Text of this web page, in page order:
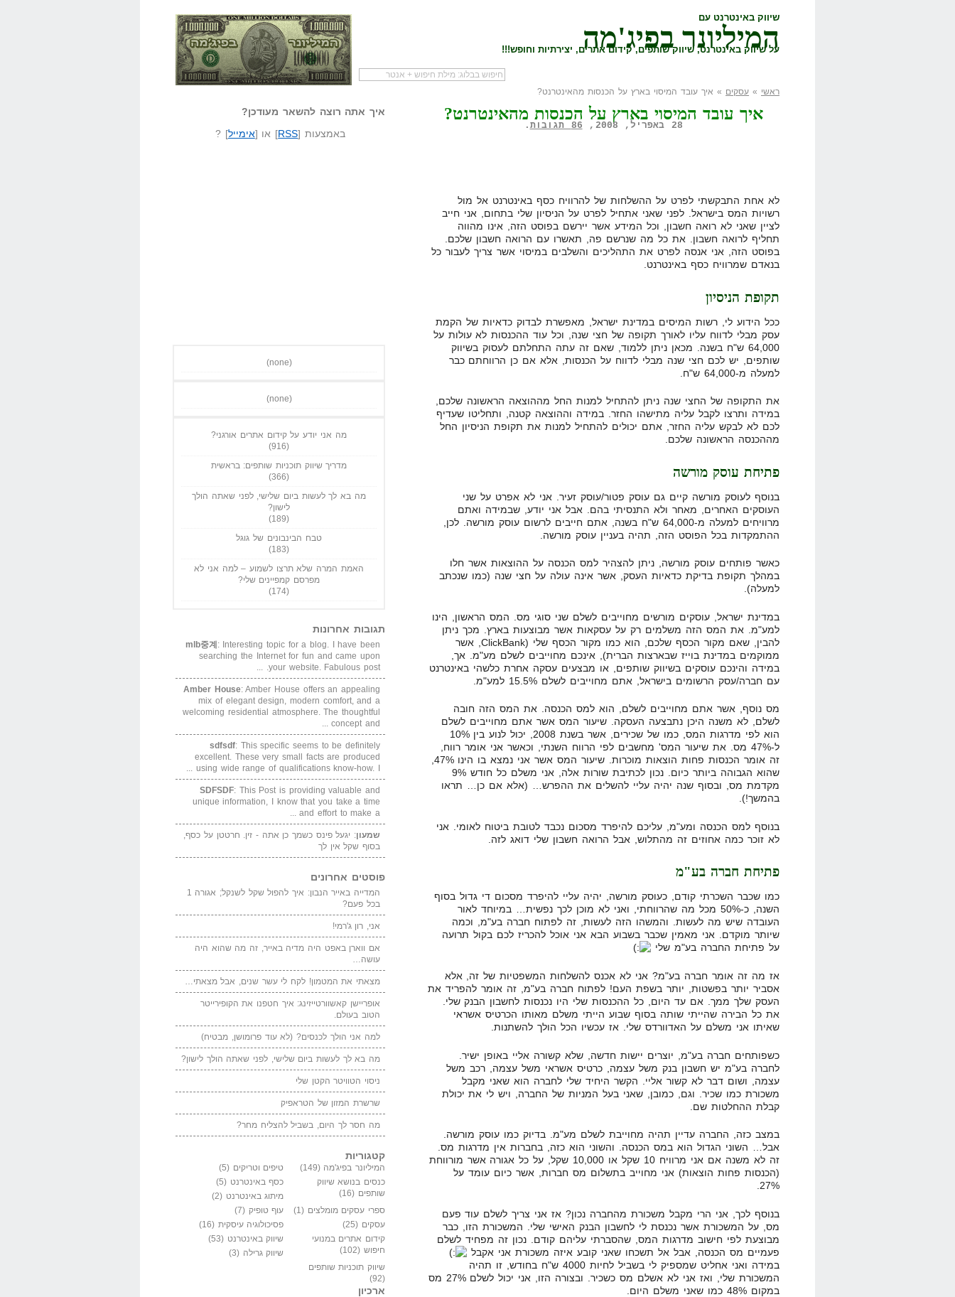
שיווק באינטרנט עם
המיליונר בפיג'מה
על שיווק באינטרנט, שיווק שותפים, קידום אתרים, יצירתיות וחופש!!!
שאל שאלה המיליונר בפיג'מה שיווק שותפים הבלוג
ראשי » עסקים » איך עובד המיסוי בארץ על הכנסות מהאינטרנט?
איך עובד המיסוי בארץ על הכנסות מהאינטרנט?
28 באפריל, 2008, 86 תגובות .
לא אחת התבקשתי לפרט על ההשלחות של להרוויח כסף באינטרנט אל מול
רשויות המס בישראל. לפני שאני אתחיל לפרט על הניסיון שלי בתחום, אני חייב
לציין שאני לא רואה חשבון, וכל המידע אשר יירשם בפוסט הזה, אינו מהווה
תחליף לרואה חשבון. את כל מה שנרשם פה, תאשרו עם הרואה חשבון שלכם.
בפוסט הזה, אני אנסה לפרט את התהליכים והשלבים במיסוי אשר צריך לעבור כל
בנאדם שמרוויח כסף באינטרנט.
תקופת הניסיון
ככל הידוע לי, רשות המיסים במדינת ישראל, מאפשרת לבדוק כדאיות של הקמת
עסק מבלי לדווח עליו לאורך תקופה של חצי שנה, וכל עוד ההכנסות לא עולות על
64,000 ש"ח בשנה. מכאן ניתן ללמוד, שאם זה עתה התחלתם לעסוק בשיווק
שותפים, יש לכם חצי שנה מבלי לדווח על הכנסות, אלא אם כן הרווחתם כבר
למעלה מ-64,000 ש"ח.
את התקופה של החצי שנה ניתן להתחיל למנות החל מההוצאה הראשונה שלכם,
במידה ותרצו לקבל עליה מתישהו החזר. במידה וההוצאה קטנה, ותחליטו שעדיף
לכם לא לבקש עליה החזר, אתם יכולים להתחיל למנות את תקופת הניסיון החל
מההכנסה הראשונה שלכם.
פתיחת עוסק מורשה
בנוסף לעוסק מורשה קיים גם עוסק פטור/עוסק זעיר. אני לא אפרט על שני
העוסקים האחרים, מאחר ולא התנסיתי בהם. אבל אני יודע, שבמידה ואתם
מרוויחים למעלה מ-64,000 ש"ח בשנה, אתם חייבים לרשום עוסק מורשה. לכן,
ההתמקדות בכל הפוסט הזה, תהיה בעניין עוסק מורשה.
כאשר פותחים עוסק מורשה, ניתן להצהיר למס הכנסה על ההוצאות אשר חלו
במהלך תקופת בדיקת כדאיות העסק, אשר אינה עולה על חצי שנה (כמו שנכתב
למעלה).
במדינת ישראל, עוסקים מורשים מחוייבים לשלם שני סוגי מס. המס הראשון, הינו
למע"מ. את המס הזה משלמים רק על עסקאות אשר מבוצעות בארץ. מכך ניתן
להבין, שאם מקור הכסף שלכם, הוא כמו מקור הכסף שלי (ClickBank, אשר
ממוקמים במדינת בוייז שבארצות הברית), אינכם מחוייבים לשלם מע"מ. אך,
במידה והינכם עוסקים בשיווק שותפים, או מבצעים עסקה אחרת כלשהי באינטרנט
עם חברה/עסק הרשומים בישראל, אתם מחוייבים לשלם 15.5% למע"מ.
מס נוסף, אשר אתם מחוייבים לשלם, הוא למס הכנסה. את המס הזה חובה
לשלם, לא משנה היכן נתבצעה העסקה. שיעור המס אשר אתם מחוייבים לשלם
הוא לפי מדרגות המס, כמו של שכירים, אשר בשנת 2008, יכול לנוע בין 10%
ל-47% מס. את שיעור המס' מחשבים לפי הרווח השנתי, וכאשר אני אומר רווח,
זה אומר הכנסות פחות הוצאות מוכרות. שיעור המס אשר אני נמצא בו הינו 47%,
שהוא הגבוהה ביותר כיום. נכון לכתיבת שורות אלה, אני משלם כל חודש 9%
מקדמת מס, ובסוף שנה יהיה עליי להשלים את ההפרש… (אלא אם כן… תראו
בהמשך!).
בנוסף למס הכנסה ומע"מ, עליכם להיפרד מסכום נכבד לטובת ביטוח לאומי. אני
לא זוכר כמה אחוזים זה מהתלוש, אבל הרואה חשבון שלי דואג לזה.
פתיחת חברה בע"מ
כמו שכבר השכרתי קודם, כעוסק מורשה, יהיה עליי להיפרד מסכום די גדול בסוף
השנה, כ-50% מכל מה שהרווחתי, ואני לא מוכן לכך נפשית… במיוחד לאור
העובדה שיש מה לעשות. והמשהו הזה לעשות, זה לפתוח חברה בע"מ, וכמה
שיותר מוקדם. אני מאמין שכבר בשבוע הבא אני אוכל להכריז לכם בקול תרועה
על פתיחת החברה בע"מ שלי
אז מה זה אומר חברה בע"מ? אני לא אכנס להשלחות המשפטיות של זה, אלא
אסביר יותר בפשטות, יותר בשפת העם! לפתוח חברה בע"מ, זה אומר להפריד את
העסק שלך ממך. אם עד היום, כל ההכנסות שלי היו נכנסות לחשבון הבנק שלי.
את כל הבירה שהייתי שותה בסוף שבוע הייתי משלם מאותו הכרטיס אשראי
שאיתו אני משלם על האדוורדס שלי. אז עכשיו הכל הולך להשתנות.
כשפותחים חברה בע"מ, יוצרים יישות חדשה, שלא קשורה אליי באופן ישיר.
לחברה בע"מ יש חשבון בנק משל עצמה, כרטיס אשראי משל עצמה, רכב משל
עצמה, ושום דבר לא קשור אליי. הקשר היחיד שלי לחברה הוא שאני מקבל
משכורת כמו שכיר. וגם, כמובן, שאני בעל המניות של החברה, ויש לי את יכולת
קבלת ההחלטות שם.
במצב כזה, החברה עדיין תהיה מחוייבת לשלם מע"מ. בדיוק כמו עוסק מורשה.
אבל… השוני הגדול הוא במס הכנסה. והשוני הוא כזה, בחברות אין מדרגות מס.
זה לא משנה אם אני מרוויח 10 שקל או 10,000 שקל, על כל אגורה אשר מורווחת
(הכנסות פחות הוצאות) אני מחוייב בתשלום מס חברות, אשר כיום עומד על
27%.
בנוסף לכך, אני הרי מקבל משכורת מהחברה נכון? אז אני צריך לשלם עוד פעם
מס, על המשכורת אשר נכנסת לי לחשבון הבנק האישי שלי. המשכורת הזו, כבר
מבוצעת לפי חישוב מדרגות המס, שהסברתי עליהם קודם. נכון זה מפחיד לשלם
פעמיים מס הכנסה, אבל אל תשכחו שאני קובע איזה משכורת אני אקבל
במידה ואני אחליט שמספיק לי בשביל לחיות 4000 ש"ח בחודש, זו תהיה
המשכורת שלי, ואז אני לא אשלם מס כשכיר. ובצורה הזו, אני יכול לשלם 27% מס
במקום 48% כמו שאני משלם היום.
איך אתה רוצה להשאר מעודכן?
באמצעות [RSS] או [אימייל] ?
(none)
(none)
מה אני יודע על קידום אתרים אורגני?
(916)
מדריך שיווק תוכניות שותפים: בראשית
(366)
מה בא לך לעשות ביום שלישי, לפני שאתה הולך
לישון?
(189)
טבח הבינבונים של גוגל
(183)
האמת המרה שלא תרצו לשמוע – למה אני לא
מפרסם קמפיינים שלי?
(174)
תגובות אחרונות
mlb중계 : Interesting topic for a blog. I have been
searching the Internet for fun and came upon
your website. Fabulous post. ...
Amber House: Amber House offers an appealing
mix of elegant design, modern comfort, and a
welcoming residential atmosphere. The thoughtful
concept and ...
sdfsdf: This specific seems to be definitely
excellent. These very small facts are produced
using wide range of qualifications know-how. I ...
SDFSDF: This Post is providing valuable and
unique information, I know that you take a time
and effort to make a ...
שמעון: יגעל פינס כשמך כן אתה - זין. חרטטן על כסף,
בסוף שקל אין לך
פוסטים אחרונים
המדייה באייר הנבון: איך להפול שקל לשנקל; אגורה 1
בכל פעם?
אני, רון ג'רמי!
אם ווארן באפט היה מדיה באייר, זה מה שהוא היה
עושה…
מצאתי את המטמון! לקח לי עשר שנים, אבל מצאתי…
אופריישן קאשוורטייזינג: איך חטפנו את הקופירייטר
הטוב בעולם.
למה אני הולך לכנסים? (לא עוד פרומושן, מבטיח)
מה בא לך לעשות ביום שלישי, לפני שאתה הולך לישון?
ניסוי הטוויטר הקטן שלי
שרשרת המזון של הטראפיק
מה חסר לך היום, בשביל להצליח מחר?
קטגוריות
המיליונר בפיג'מה (149) טיפים וטריקים (5)
כנסים בנושא שיווק
שותפים (16)
כסף באינטרנט (5)
מיתוג באינטרנט (2)
ספרי עסקים מומלצים (1) עוף טופיק (7)
עסקים (25) פסיכולוגיה עיסקית (16)
קידום אתרים במנועי
חיפוש (102)
שיווק באינטרנט (53)
שיווק גרילה (3)
שיווק תוכניות שותפים
(92)
ארכיון